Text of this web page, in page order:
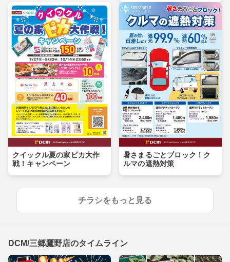
クイックル夏の家ピカ大作
戦！キャンペーン
暑さまるごとブロック！ク
ルマの遮熱対策
チラシをもっと見る
DCM/三郷鷹野店のタイムライン